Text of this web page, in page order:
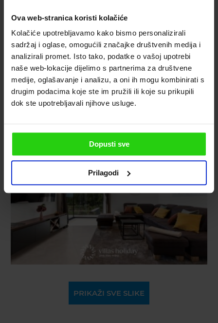
Ova web-stranica koristi kolačiće
Kolačiće upotrebljavamo kako bismo personalizirali
sadržaj i oglase, omogućili značajke društvenih medija i
analizirali promet. Isto tako, podatke o vašoj upotrebi
naše web-lokacije dijelimo s partnerima za društvene
medije, oglašavanje i analizu, a oni ih mogu kombinirati s
drugim podacima koje ste im pružili ili koje su prikupili
dok ste upotrebljavali njihove usluge.
Dopusti sve
Prilagodi
PRIKAŽI SVE SLIKE